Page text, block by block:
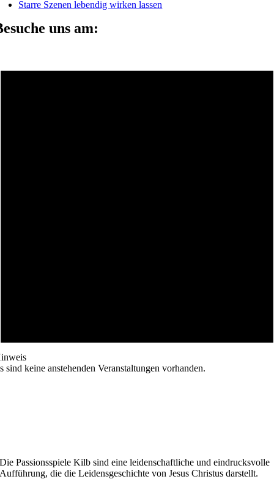
Starre Szenen lebendig wirken lassen
uns am:
sind keine anstehenden Veranstaltungen vorhanden.
Die Passionsspiele Kilb sind eine leidenschaftliche und eindrucksvolle
Aufführung, die die Leidensgeschichte von Jesus Christus darstellt.